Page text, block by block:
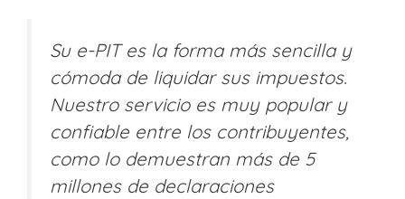
Su e-PIT es la forma más sencilla y
cómoda de liquidar sus impuestos.
Nuestro servicio es muy popular y
confiable entre los contribuyentes,
como lo demuestran más de 5
millones de declaraciones